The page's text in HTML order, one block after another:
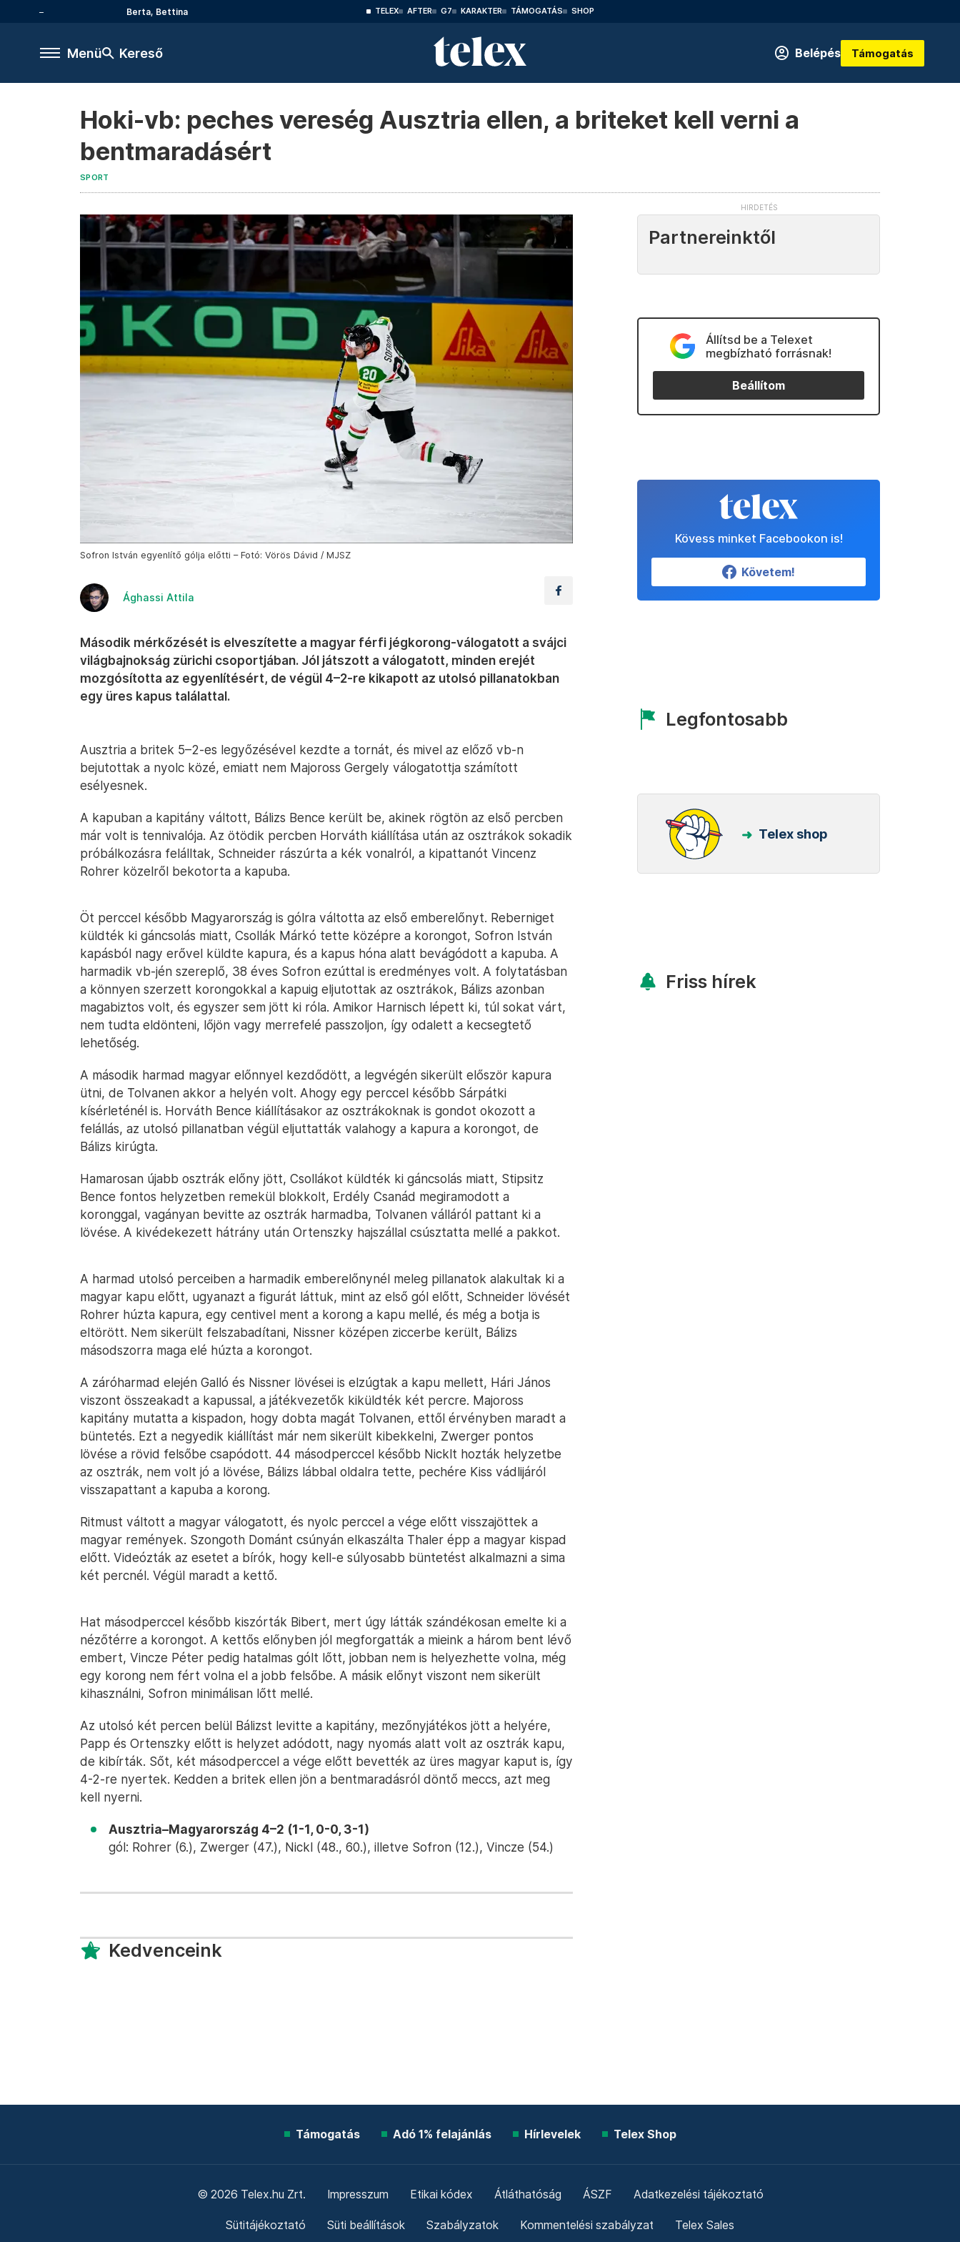
Berta, Bettina TELEX AFTER G7 KARAKTER TÁMOGATÁS SHOP
Menü Kereső Belépés Támogatás
Hoki-vb: peches vereség Ausztria ellen, a briteket kell verni a
bentmaradásért
SPORT
Sofron István egyenlítő gólja előtti – Fotó: Vörös Dávid / MJSZ
Ághassi Attila
Második mérkőzését is elveszítette a magyar férfi jégkorong-válogatott a svájci
világbajnokság zürichi csoportjában. Jól játszott a válogatott, minden erejét
mozgósította az egyenlítésért, de végül 4–2-re kikapott az utolsó pillanatokban
egy üres kapus találattal.
Ausztria a britek 5–2-es legyőzésével kezdte a tornát, és mivel az előző vb-n
bejutottak a nyolc közé, emiatt nem Majoross Gergely válogatottja számított
esélyesnek.
A kapuban a kapitány váltott, Bálizs Bence került be, akinek rögtön az első percben
már volt is tennivalója. Az ötödik percben Horváth kiállítása után az osztrákok sokadik
próbálkozásra felálltak, Schneider rászúrta a kék vonalról, a kipattanót Vincenz
Rohrer közelről bekotorta a kapuba.
Öt perccel később Magyarország is gólra váltotta az első emberelőnyt. Reberniget
küldték ki gáncsolás miatt, Csollák Márkó tette középre a korongot, Sofron István
kapásból nagy erővel küldte kapura, és a kapus hóna alatt bevágódott a kapuba. A
harmadik vb-jén szereplő, 38 éves Sofron ezúttal is eredményes volt. A folytatásban
a könnyen szerzett korongokkal a kapuig eljutottak az osztrákok, Bálizs azonban
magabiztos volt, és egyszer sem jött ki róla. Amikor Harnisch lépett ki, túl sokat várt,
nem tudta eldönteni, lőjön vagy merrefelé passzoljon, így odalett a kecsegtető
lehetőség.
A második harmad magyar előnnyel kezdődött, a legvégén sikerült először kapura
ütni, de Tolvanen akkor a helyén volt. Ahogy egy perccel később Sárpátki
kísérleténél is. Horváth Bence kiállításakor az osztrákoknak is gondot okozott a
felállás, az utolsó pillanatban végül eljuttatták valahogy a kapura a korongot, de
Bálizs kirúgta.
Hamarosan újabb osztrák előny jött, Csollákot küldték ki gáncsolás miatt, Stipsitz
Bence fontos helyzetben remekül blokkolt, Erdély Csanád megiramodott a
koronggal, vagányan bevitte az osztrák harmadba, Tolvanen válláról pattant ki a
lövése. A kivédekezett hátrány után Ortenszky hajszállal csúsztatta mellé a pakkot.
A harmad utolsó perceiben a harmadik emberelőnynél meleg pillanatok alakultak ki a
magyar kapu előtt, ugyanazt a figurát láttuk, mint az első gól előtt, Schneider lövését
Rohrer húzta kapura, egy centivel ment a korong a kapu mellé, és még a botja is
eltörött. Nem sikerült felszabadítani, Nissner középen ziccerbe került, Bálizs
másodszorra maga elé húzta a korongot.
A záróharmad elején Galló és Nissner lövései is elzúgtak a kapu mellett, Hári János
viszont összeakadt a kapussal, a játékvezetők kiküldték két percre. Majoross
kapitány mutatta a kispadon, hogy dobta magát Tolvanen, ettől érvényben maradt a
büntetés. Ezt a negyedik kiállítást már nem sikerült kibekkelni, Zwerger pontos
lövése a rövid felsőbe csapódott. 44 másodperccel később Nicklt hozták helyzetbe
az osztrák, nem volt jó a lövése, Bálizs lábbal oldalra tette, pechére Kiss vádlijáról
visszapattant a kapuba a korong.
Ritmust váltott a magyar válogatott, és nyolc perccel a vége előtt visszajöttek a
magyar remények. Szongoth Dománt csúnyán elkaszálta Thaler épp a magyar kispad
előtt. Videózták az esetet a bírók, hogy kell-e súlyosabb büntetést alkalmazni a sima
két percnél. Végül maradt a kettő.
Hat másodperccel később kiszórták Bibert, mert úgy látták szándékosan emelte ki a
nézőtérre a korongot. A kettős előnyben jól megforgatták a mieink a három bent lévő
embert, Vincze Péter pedig hatalmas gólt lőtt, jobban nem is helyezhette volna, még
egy korong nem fért volna el a jobb felsőbe. A másik előnyt viszont nem sikerült
kihasználni, Sofron minimálisan lőtt mellé.
Az utolsó két percen belül Bálizst levitte a kapitány, mezőnyjátékos jött a helyére,
Papp és Ortenszky előtt is helyzet adódott, nagy nyomás alatt volt az osztrák kapu,
de kibírták. Sőt, két másodperccel a vége előtt bevették az üres magyar kaput is, így
4-2-re nyertek. Kedden a britek ellen jön a bentmaradásról döntő meccs, azt meg
kell nyerni.
Ausztria–Magyarország 4–2 (1-1, 0-0, 3-1)
gól: Rohrer (6.), Zwerger (47.), Nickl (48., 60.), illetve Sofron (12.), Vincze (54.)
Kedvenceink
Partnereinktől
Állítsd be a Telexet
megbízható forrásnak!
Beállítom
Kövess minket Facebookon is!
Követem!
Legfontosabb
Telex shop
Friss hírek
Támogatás Adó 1% felajánlás Hírlevelek Telex Shop
© 2026 Telex.hu Zrt. Impresszum Etikai kódex Átláthatóság ÁSZF Adatkezelési tájékoztató
Sütitájékoztató Süti beállítások Szabályzatok Kommentelési szabályzat Telex Sales